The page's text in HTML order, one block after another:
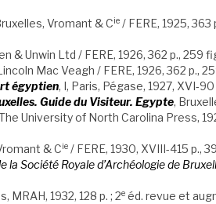
Vromant & Cie/ FERE, 1925,
& Unwin Ltd / FERE, 1926, 362 p., 259
Mac Veagh / FERE, 1926, 362 p.,
égyptien, I, Paris, Pégase, 1927, XVI-90
Guide du Visiteur. Egypte,
University of North Carolina Press,
& Cie/ FERE, 1930, XVIII-415 p.,
la Société Royale d’Archéologie de
MRAH, 1932, 128 p. ; 2eéd. revue et